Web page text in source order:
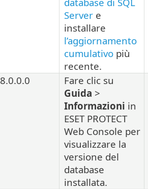
Server e
installare
l’aggiornamento
cumulativo più
recente.
8.0.0.0
Fare clic su
Guida >
Informazioni in
ESET PROTECT
Web Console per
visualizzare la
versione del
database
installata.